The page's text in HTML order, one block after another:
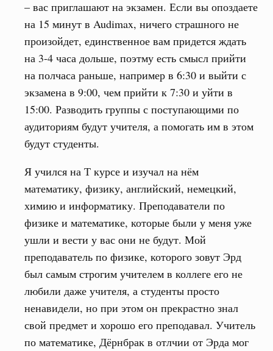
– вас приглашают на экзамен. Если вы опоздаете
на 15 минут в Audimax, ничего страшного не
произойдет, единственное вам придется ждать
на 3-4 часа дольше, поэтму есть смысл прийти
на полчаса раньше, например в 6:30 и выйти с
экзамена в 9:00, чем прийти к 7:30 и уйти в
15:00. Разводить группы с поступающими по
аудиториям будут учителя, а помогать им в этом
будут студенты.
Я учился на Т курсе и изучал на нём
математику, физику, английский, немецкий,
химию и информатику. Преподаватели по
физике и математике, которые были у меня уже
ушли и вести у вас они не будут. Мой
преподаватель по физике, которого зовут Эрд
был самым строгим учителем в коллеге его не
любили даже учителя, а студенты просто
ненавидели, но при этом он прекрастно знал
свой предмет и хорошо его преподавал. Учитель
по математике, Дёрнбрак в отлчии от Эрда мог